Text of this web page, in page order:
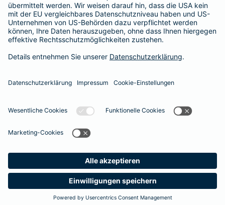
Impressum
Barmenia Versicherung - Philipp Brutscher
Stromeyerstr. 52
Tel. 01512 9631996
Kontakt Produkte E-Mail
Datenschutz Impressum/Rechtshinweise
Barrierefreiheit
Datenschutz-Einstellungen
Einfach. Menschlich.